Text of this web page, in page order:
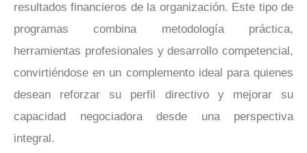
resultados financieros de la organización. Este tipo de
programas combina metodología práctica,
herramientas profesionales y desarrollo competencial,
convirtiéndose en un complemento ideal para quienes
desean reforzar su perfil directivo y mejorar su
capacidad negociadora desde una perspectiva
integral.